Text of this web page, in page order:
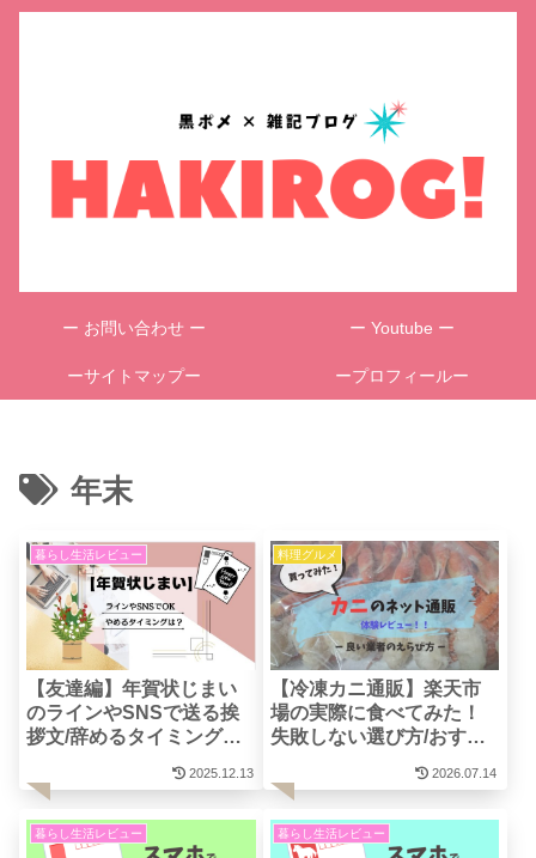
ー お問い合わせ ー ー Youtube ー
ーサイトマップー ープロフィールー
年末
暮らし生活レビュー
【友達編】年賀状じまい
のラインやSNSで送る挨
拶文/辞めるタイミング
2025.12.13
料理グルメ
【冷凍カニ通販】楽天市
場の実際に食べてみた！
失敗しない選び方/おすす
2026.07.14
暮らし生活レビュー 暮らし生活レビュー